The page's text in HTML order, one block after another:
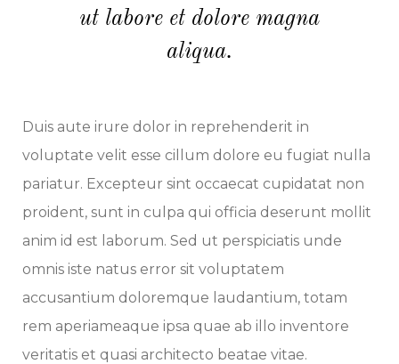
ut labore et dolore magna
aliqua.
Duis aute irure dolor in reprehenderit in
voluptate velit esse cillum dolore eu fugiat nulla
pariatur. Excepteur sint occaecat cupidatat non
proident, sunt in culpa qui officia deserunt mollit
anim id est laborum. Sed ut perspiciatis unde
omnis iste natus error sit voluptatem
accusantium doloremque laudantium, totam
rem aperiameaque ipsa quae ab illo inventore
veritatis et quasi architecto beatae vitae.